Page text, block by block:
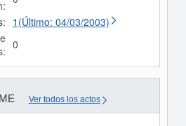
1(Último: 04/03/2003)
0
Ver todos los actos